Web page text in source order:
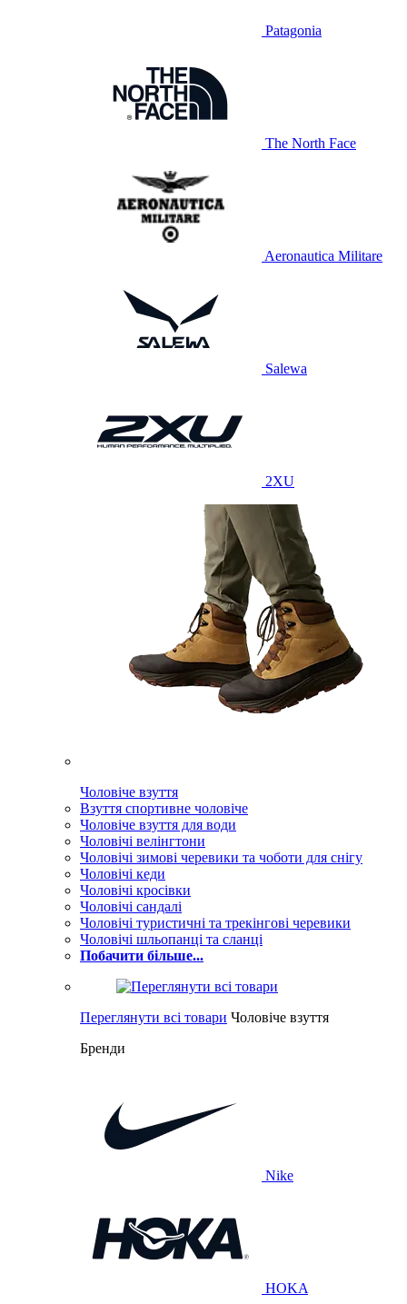
Patagonia
The North Face
Aeronautica Militare
Salewa
2XU
Чоловіче взуття
Взуття спортивне чоловіче
Чоловіче взуття для води
Чоловічі велінгтони
Чоловічі зимові черевики та чоботи для снігу
Чоловічі кеди
Чоловічі кросівки
Чоловічі сандалі
Чоловічі туристичні та трекінгові черевики
Чоловічі шльопанці та сланці
Побачити більше...
Переглянути всі товари Чоловіче взуття
Бренди
Nike
HOKA